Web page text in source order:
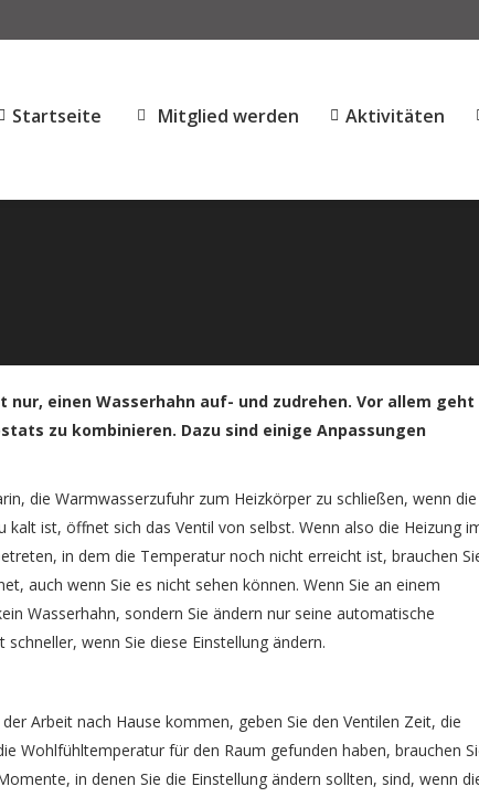
Startseite Mitglied werden Aktivitäten
einen Wasserhahn auf- und zudrehen. Vor allem geht
zu kombinieren. Dazu sind einige Anpassungen
die Warmwasserzufuhr zum Heizkörper zu schließen, wenn die
ist, öffnet sich das Ventil von selbst. Wenn also die Heizung
in dem die Temperatur noch nicht erreicht ist, brauchen
auch wenn Sie es nicht sehen können. Wenn Sie an einem
Wasserhahn, sondern Sie ändern nur seine automatische
wenn Sie diese Einstellung ändern.
Arbeit nach Hause kommen, geben Sie den Ventilen Zeit, die
Wohlfühltemperatur für den Raum gefunden haben, brauchen
in denen Sie die Einstellung ändern sollten, sind, wenn